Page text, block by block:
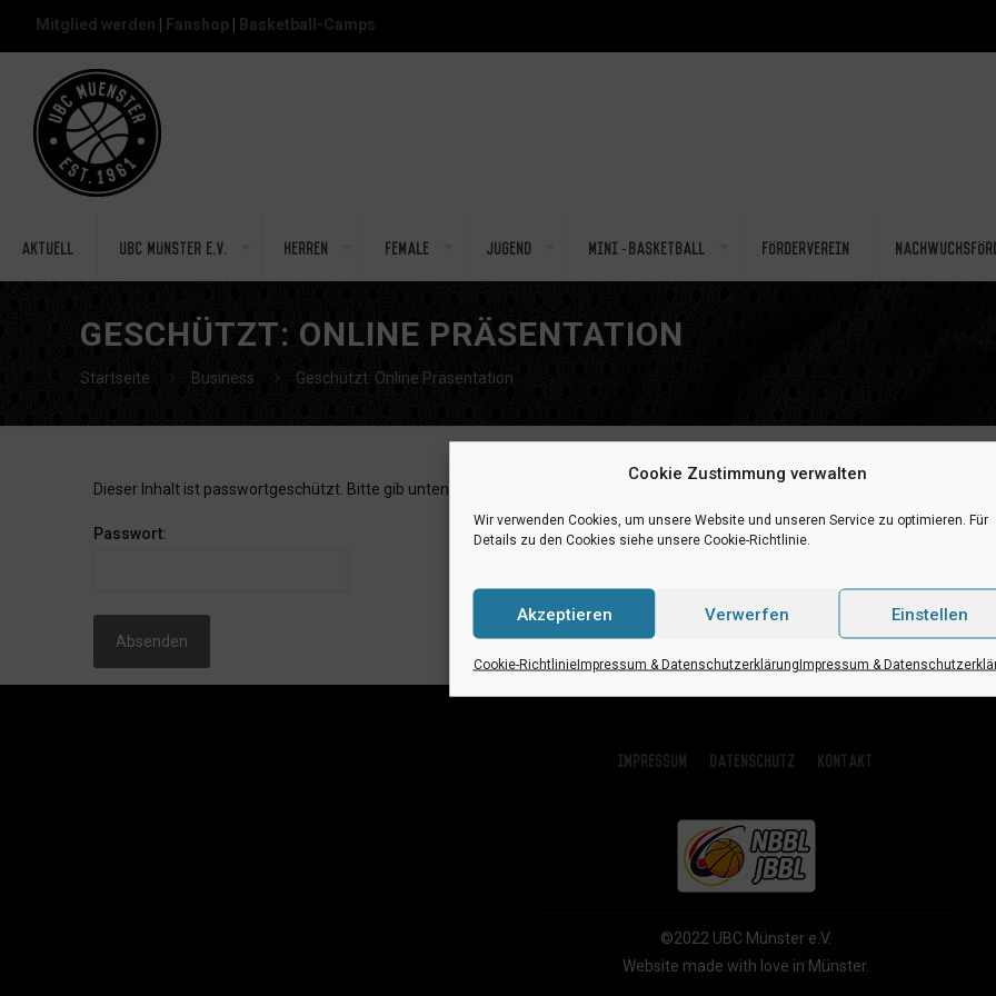
Cookie Zustimmung verwalten
Wir verwenden Cookies, um unsere Website und unseren Service zu optimieren. Für
Details zu den Cookies siehe unsere Cookie-Richtlinie.
Akzeptieren Verwerfen Einstellen
Cookie-RichtlinieImpressum & DatenschutzerklärungImpressum &
Mitglied werden Fanshop Basketball-Camps
Aktuell UBC Münster e.V. Herren Female Jugend Mini-Basketball Förderverein
GESCHÜTZT: ONLINE PRÄSENTATION
Startseite Business Geschützt: Online Präsentation
Dieser Inhalt ist passwortgeschützt. Bitte gib unten das Passwort ein, um ihn anzeigen zu können.
Passwort:
Impressum Datenschutz Kontakt
©2022 UBC Münster e.V.
Website made with love in Münster.